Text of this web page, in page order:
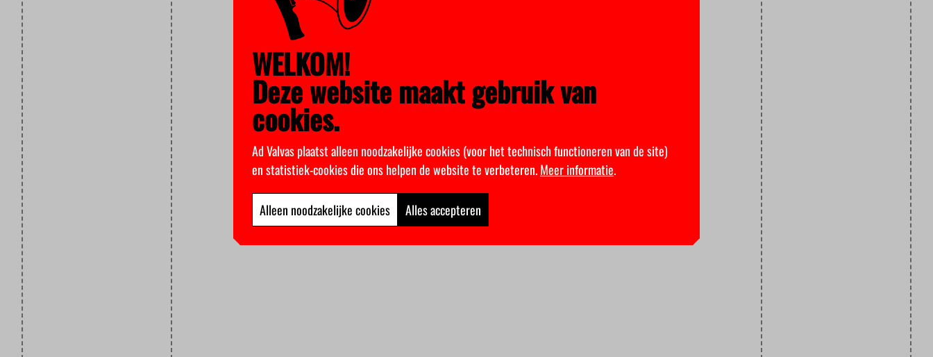
WELKOM!
Deze website maakt gebruik van
cookies.
Ad Valvas plaatst alleen noodzakelijke cookies (voor het technisch functioneren van de site)
en statistiek-cookies die ons helpen de website te verbeteren.Meer informatie.
Alleen noodzakelijke cookies Alles accepteren